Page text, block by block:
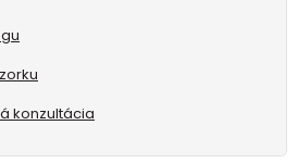
konzultácia